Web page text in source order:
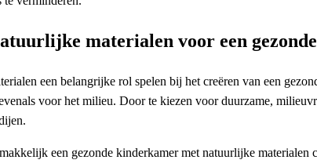
materialen voor een
een belangrijke rol spelen bij het creëren van een
voor het milieu. Door te kiezen voor duurzame,
een gezonde kinderkamer met natuurlijke